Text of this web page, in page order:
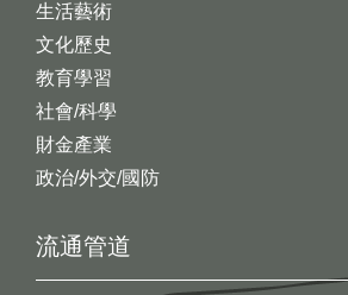
生活藝術
文化歷史
教育學習
社會/科學
財金產業
政治/外交/國防
流通管道